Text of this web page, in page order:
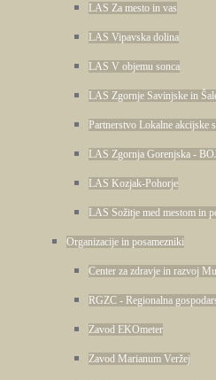
LAS Za mesto in vas
LAS Vipavska dolina
LAS V objemu sonca
LAS Zgornje Savinjske in
Partnerstvo Lokalne akcijske
LAS Zgornja Gorenjska -
LAS Kozjak-Pohorje
LAS Sožitje med mestom in
Organizacije in posamezniki
Center za zdravje in razvoj
RGZC - Regionalna
Zavod EKOmeter
Zavod Marianum Veržej